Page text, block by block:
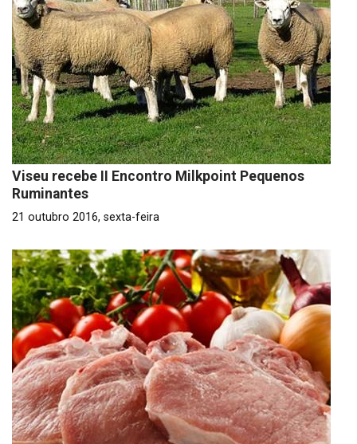
Viseu recebe II Encontro Milkpoint Pequenos
Ruminantes
21 outubro 2016, sexta-feira